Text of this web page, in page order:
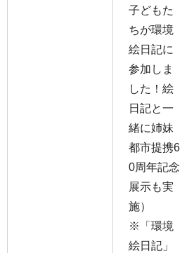
子どもた
ちが環境
絵日記に
参加しま
した！絵
日記と一
緒に姉妹
都市提携6
0周年記念
展示も実
施）
※「環境
絵日記」